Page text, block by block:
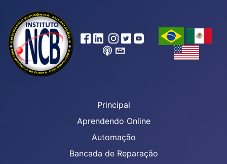
Principal
Aprendendo Online
Automação
Bancada de Reparação